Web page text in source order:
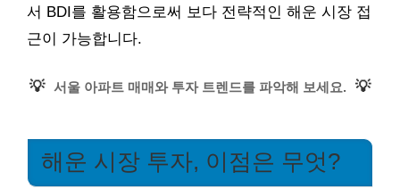
서 BDI를 활용함으로써 보다 전략적인 해운 시장 접
근이 가능합니다.
💡 서울 아파트 매매와 투자 트렌드를 파악해 보세요. 💡
해운 시장 투자, 이점은 무엇?